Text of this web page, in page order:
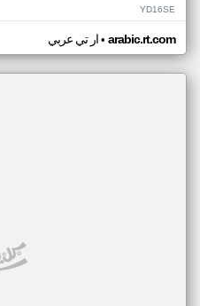
YD16SE
ار تي عربي• arabic.rt.com